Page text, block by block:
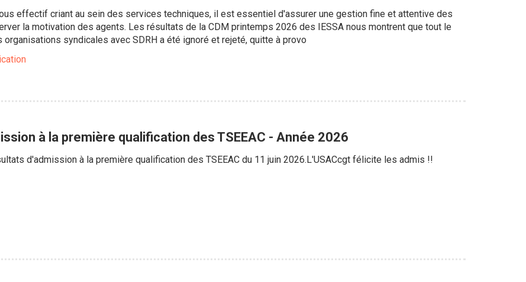
effectif criant au sein des services techniques, il est essentiel d'assurer une gestion fine et attentive des
la motivation des agents. Les résultats de la CDM printemps 2026 des IESSA nous montrent que tout le
organisations syndicales avec SDRH a été ignoré et rejeté, quitte à provo
à la première qualification des TSEEAC - Année 2026
d'admission à la première qualification des TSEEAC du 11 juin 2026.L'USACcgt félicite les admis !!